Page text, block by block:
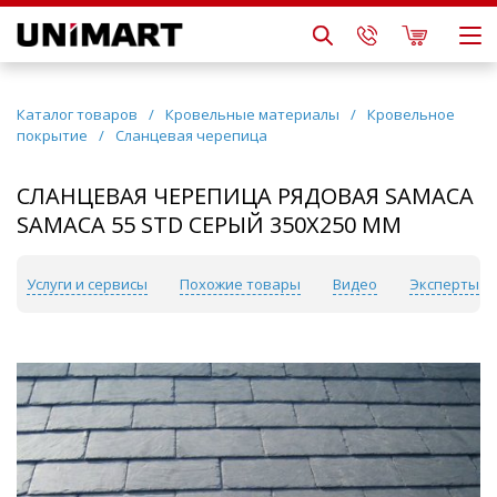
Каталог товаров / Кровельные материалы / Кровельное
покрытие
/ Сланцевая черепица
СЛАНЦЕВАЯ ЧЕРЕПИЦА РЯДОВАЯ SAMACA
SAMACA 55 STD СЕРЫЙ 350Х250 ММ
Услуги и сервисы Похожие товары Видео Эксперты